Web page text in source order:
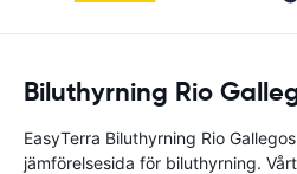
Biluthyrning Rio
EasyTerra Biluthyrning Rio
jämförelsesida för biluthyrning.